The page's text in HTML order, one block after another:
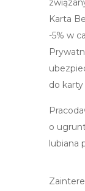
Karta
-5% w
do
o
lubiana